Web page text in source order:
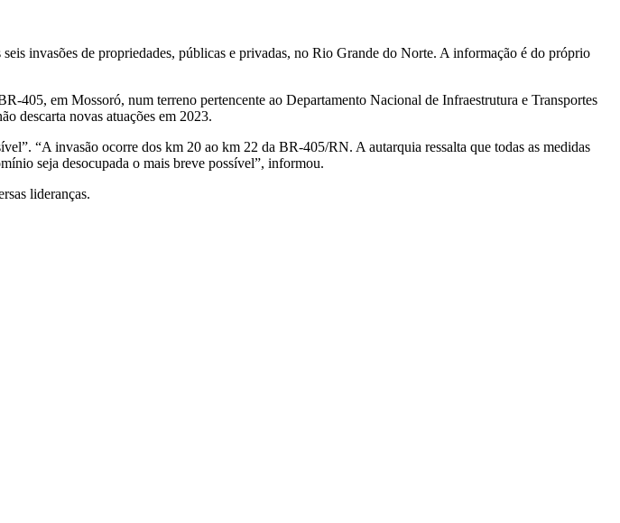
invasões de propriedades, públicas e privadas, no Rio Grande do Norte. A informação é do próprio
405, em Mossoró, num terreno pertencente ao Departamento Nacional de Infraestrutura e Transportes
descarta novas atuações em 2023.
“A invasão ocorre dos km 20 ao km 22 da BR-405/RN. A autarquia ressalta que todas as medidas
seja desocupada o mais breve possível”, informou.
lideranças.